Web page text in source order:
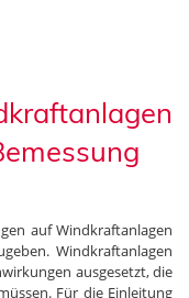
auf Windkraftanlagen
Windkraftanlagen
ausgesetzt, die
Für die Einleitung